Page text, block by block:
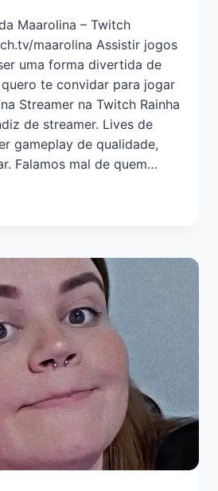
Maarolina – Twitch
maarolina Assistir jogos
uma forma divertida de
te convidar para jogar
Streamer na Twitch Rainha
de streamer. Lives de
gameplay de qualidade,
Falamos mal de quem…